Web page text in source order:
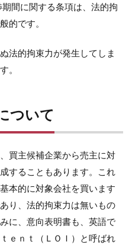
間に関する条項は、法的拘
的です。
法的拘束力が発生してしま
。
ついて
買主候補企業から売主に対
することもあります。これ
本的に対象会社を買います
り、法的拘束力は無いもの
に、意向表明書も、英語で
ｎｔ（ＬＯＩ）と呼ばれ